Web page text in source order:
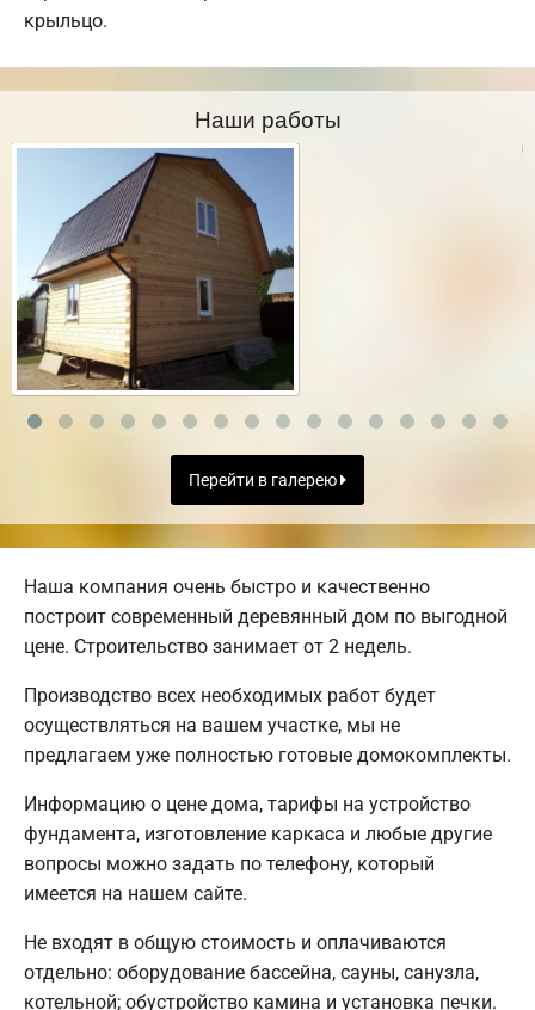
крыльцо.
Наши работы
Перейти в галерею
Наша компания очень быстро и качественно
построит современный деревянный дом по выгодной
цене. Строительство занимает от 2 недель.
Производство всех необходимых работ будет
осуществляться на вашем участке, мы не
предлагаем уже полностью готовые домокомплекты.
Информацию о цене дома, тарифы на устройство
фундамента, изготовление каркаса и любые другие
вопросы можно задать по телефону, который
имеется на нашем сайте.
Не входят в общую стоимость и оплачиваются
отдельно: оборудование бассейна, сауны, санузла,
котельной; обустройство камина и установка печки.